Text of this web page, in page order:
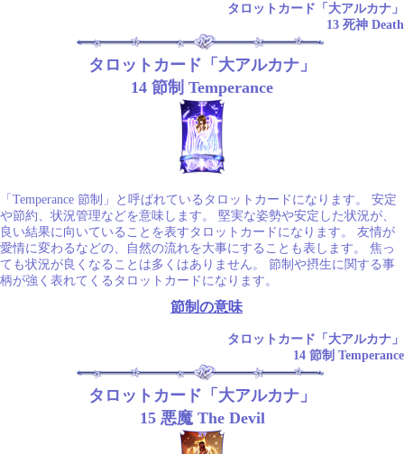
タロットカード「大アルカナ」
13 死神 Death
タロットカード「大アルカナ」
14 節制 Temperance
「Temperance 節制」と呼ばれているタロットカードになります。 安定
や節約、状況管理などを意味します。 堅実な姿勢や安定した状況が、
良い結果に向いていることを表すタロットカードになります。 友情が
愛情に変わるなどの、自然の流れを大事にすることも表します。 焦っ
ても状況が良くなることは多くはありません。 節制や摂生に関する事
柄が強く表れてくるタロットカードになります。
節制の意味
タロットカード「大アルカナ」
14 節制 Temperance
タロットカード「大アルカナ」
15 悪魔 The Devil